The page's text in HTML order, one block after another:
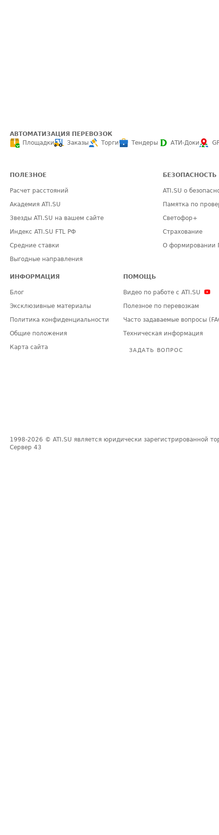
АВТОМАТИЗАЦИЯ ПЕРЕВОЗОК
Площадки
Заказы Торги Тендеры АТИ-Доки
ПОЛЕЗНОЕ
Расчет расстояний
Академия ATI.SU
Звезды ATI.SU на вашем сайте
Индекс ATI.SU FTL РФ
Средние ставки
Выгодные направления
БЕЗОПАСНОСТЬ
ATI.SU о
Памятка по
Светофор+
Страхование
О формировании
ИНФОРМАЦИЯ
Блог
Эксклюзивные материалы
Политика конфиденциальности
Общие положения
Карта сайта
ПОМОЩЬ
Видео по работе с ATI.SU
Полезное по перевозкам
Часто задаваемые вопросы
Техническая информация
ЗАДАТЬ ВОПРОС
1998-2026 © ATI.SU является юридически зарегистрированной
Сервер 43